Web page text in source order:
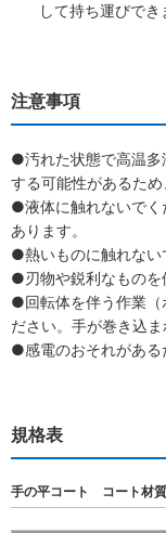
して持ち運びでき
注意事項
●汚れた状態で高温多
する可能性があるため
●液体に触れないでく
あります。
●熱いものに触れない
●刃物や鋭利なものを
●回転体を伴う作業（
ださい。手が巻き込ま
●感電のおそれがある
規格表
手の平コート コート材質